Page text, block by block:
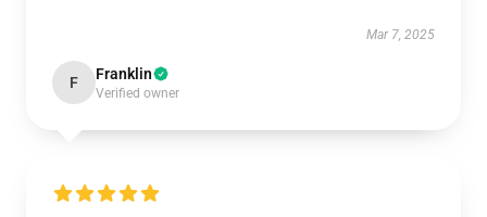
Mar 7, 2025
F Franklin
Verified owner